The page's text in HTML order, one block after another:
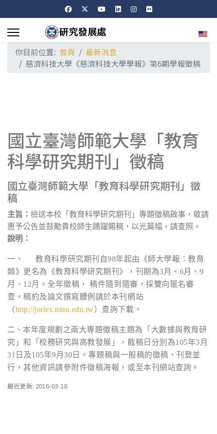
選擇
你目前位置: 首頁
最新消息
慈濟科技大學《慈濟科技大學學報》第6期學報徵稿
國立臺灣師範大學「教育
科學研究期刊」徵稿
國立臺灣師範大學「教育科學研究期刊」徵
稿
主旨： 檢送本校「教育科學研究期刊」專題徵稿啟事，敬請
惠予公告並鼓勵貴校師生踴躍賜稿，以光篇幅，請查照。
說明：
一、
教育科學研究期刊自98年起由《師大學報：教育
類》更名為《教育科學研究期刊》，刊期為3月、6月、9
月、12月。全年徵稿， 稿件隨到隨審，採雙向匿名審
查，稿約及論文撰寫體例請於本刊網站
（http://jories.ntnu.edu.tw）查詢下載。
二、 本年度規劃之兩大專題徵稿主題為「大數據與教育研
究」和「校務研究與高教發展」，截稿日分別為105年3月
31日及105年9月30日。專題稿與一般稿的徵稿、刊登並
行，其他資訊請參附件徵稿海報，或至本刊網站查詢。
最近更新: 2016-03-18